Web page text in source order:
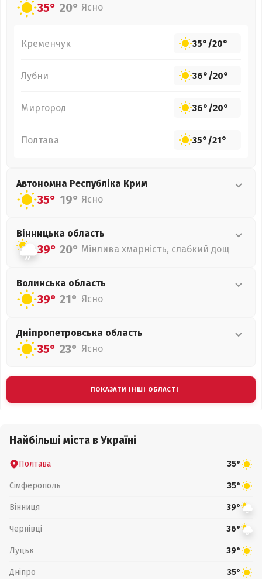
35° 20° Ясно
Кременчук 35°/20°
Лубни 36°/20°
Миргород 36°/20°
Полтава 35°/21°
Автономна Республіка Крим
35° 19° Ясно
Вінницька область
39° 20° Мінлива хмарність, слабкий дощ
Волинська область
39° 21° Ясно
Дніпропетровська область
35° 23° Ясно
ПОКАЗАТИ ІНШІ ОБЛАСТІ
Найбільші міста в Україні
Полтава 35°
Сімферополь 35°
Вінниця 39°
Чернівці 36°
Луцьк 39°
Дніпро 35°